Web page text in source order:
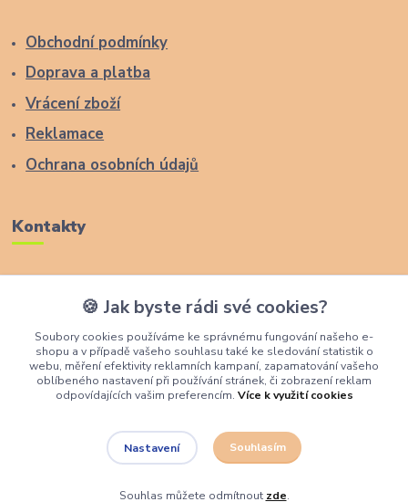
Obchodní podmínky
Doprava a platba
Vrácení zboží
Reklamace
Ochrana osobních údajů
Kontakty
+420 774 291 043
info@rostouci-zidle.cz
🍪 Jak byste rádi své cookies?
Soubory cookies používáme ke správnému fungování našeho e-
shopu a v případě vašeho souhlasu také ke sledování statistik o
webu, měření efektivity reklamních kampaní, zapamatování vašeho
oblíbeného nastavení při používání stránek, či zobrazení reklam
odpovídajících vašim preferencím. Více k využití cookies
Nastavení Souhlasím
Souhlas můžete odmítnout zde.